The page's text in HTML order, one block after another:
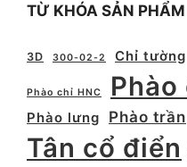
TỪ KHÓA SẢN PHẨM
3D 300-02-2 Chỉ tường
Phào chỉ HNC Phào
Phào lưng
Phào trần
Tân cổ điển